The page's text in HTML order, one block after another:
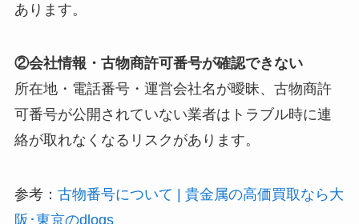
あります。
②会社情報・古物商許可番号が確認できない
所在地・電話番号・運営会社名が曖昧、古物商許
可番号が公開されていない業者はトラブル時に連
絡が取れなくなるリスクがあります。
参考： 古物番号について | 貴金属の高価買取なら大
阪･東京のdlogs